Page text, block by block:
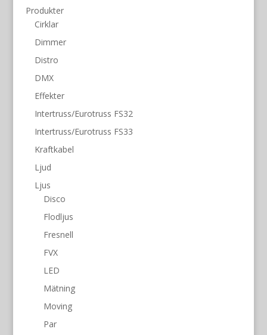
Produkter
Cirklar
Dimmer
Distro
DMX
Effekter
Intertruss/Eurotruss FS32
Intertruss/Eurotruss FS33
Kraftkabel
Ljud
Ljus
Disco
Flodljus
Fresnell
FVX
LED
Mätning
Moving
Par